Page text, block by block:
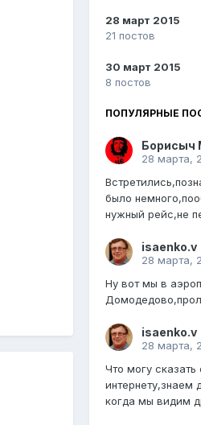
28 март 2015
21 постов
30 март 2015
8 постов
ПОПУЛЯРНЫЕ
Борисыч
28 марта,
было
нужный рейс,не
isaenko.v
28 марта,
Ну вот мы в
isaenko.v
28 марта,
Что могу
интернету,знаем
когда мы видим